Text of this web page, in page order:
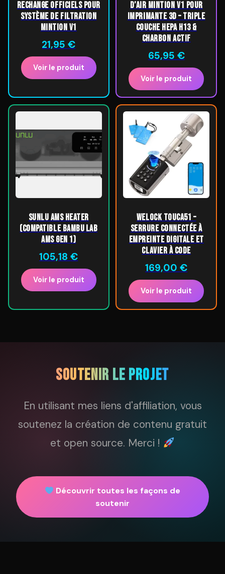
Rechange Officiels pour
Système de Filtration
Mintion V1
21,95€
Voir le produit
d’Air Mintion V1 pour
Imprimante 3D – Triple
Couche HEPA H13 &
Charbon Actif
65,95 €
Voir le produit
SUNLU AMS Heater
(compatible Bambu Lab
AMS Gen 1)
105,18€
Voir le produit
WELOCK ToucA51 –
Serrure connectée à
empreinte digitale et
clavier à code
169,00€
Voir le produit
SOUTENIR LE PROJET
En utilisant mes liens d'affiliation, vous
soutenez la création de contenu gratuit
et open source. Merci !
Découvrir toutes les façons de
soutenir